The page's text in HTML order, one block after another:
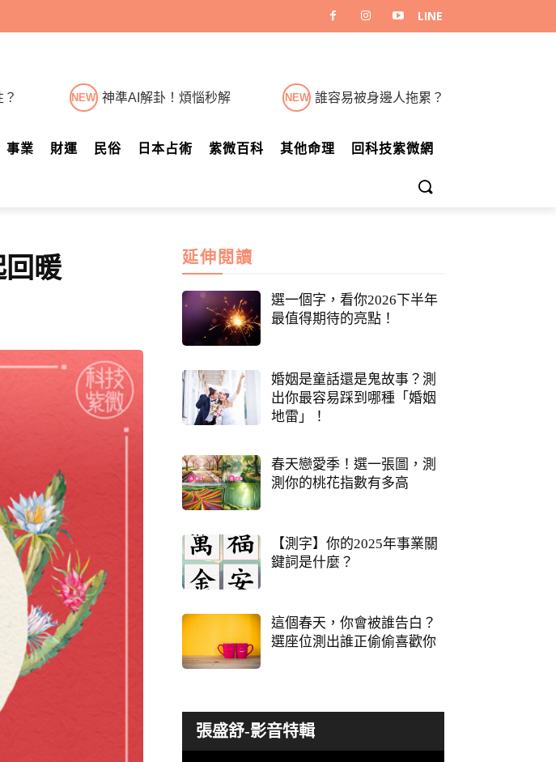
NEW 神準AI解卦！煩惱秒解 NEW 誰容易被身邊人拖累？
事業 財運 民俗 日本占術 紫微百科 其他命理 回科技紫微網
回暖 延伸閱讀
選一個字，看你2026下半年
最值得期待的亮點！
婚姻是童話還是鬼故事？測
出你最容易踩到哪種「婚姻
地雷」！
春天戀愛季！選一張圖，測
測你的桃花指數有多高
【測字】你的2025年事業關
鍵詞是什麼？
這個春天，你會被誰告白？
選座位測出誰正偷偷喜歡你
張盛舒-影音特輯